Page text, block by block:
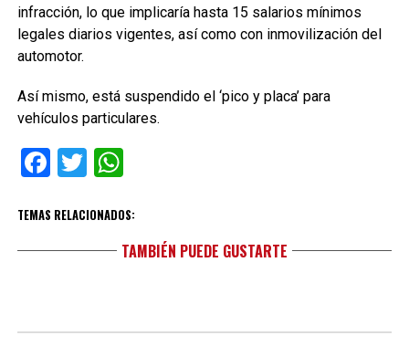
infracción, lo que implicaría hasta 15 salarios mínimos
legales diarios vigentes, así como con inmovilización del
automotor.
Así mismo, está suspendido el ‘pico y placa’ para
vehículos particulares.
Facebook
TwitterWhatsApp
TEMAS RELACIONADOS:
TAMBIÉN PUEDE GUSTARTE